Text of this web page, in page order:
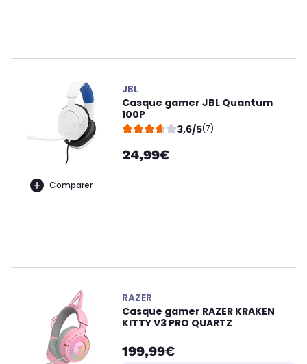
Comparer
JBL
Casque gamer JBL Quantum
100P
3,6/5(7)
24,99€
RAZER
Casque gamer RAZER KRAKEN
KITTY V3 PRO QUARTZ
199,99€